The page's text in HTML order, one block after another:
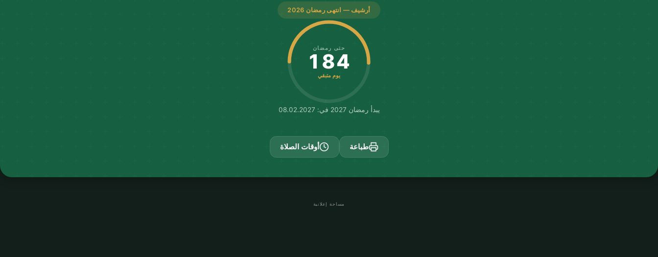
أرشيف — انتهى رمضان 2026
حتى رمضان
184
يوم متبقي
يبدأ رمضان 2027 في: 08.02.2027
طباعة أوقات الصلاة
مساحة إعلانية